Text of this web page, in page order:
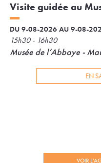
Visite guidée au
DU 9-08-2026 AU 9-08-
15h30 - 16h30
Musée de l’Abbaye -
EN
VOIR